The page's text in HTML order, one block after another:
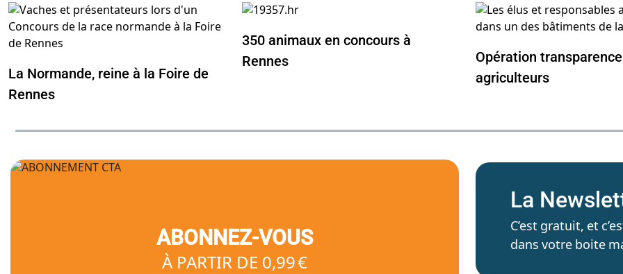
La Normande, reine à la Foire de
Rennes
350 animaux en concours à
Rennes
Opération
agriculteurs
ABONNEZ-VOUS
À PARTIR DE 0,99 €
La
C’est gratuit, et
dans votre boite